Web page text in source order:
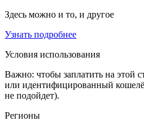
Здесь можно и то, и другое
Узнать подробнее
Условия использования
Важно: чтобы заплатить на этой
или идентифицированный
не подойдет).
Регионы